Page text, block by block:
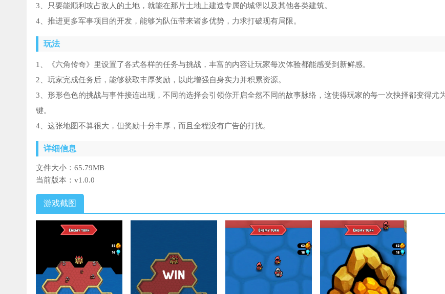
3、只要能顺利攻占敌人的土地，就能在那片土地上建造专属的城堡以及其他各类建筑。
4、推进更多军事项目的开发，能够为队伍带来诸多优势，力求打破现有局限。
玩法
1、《六角传奇》里设置了各式各样的任务与挑战，丰富的内容让玩家每次体验都能感受到新鲜感。
2、玩家完成任务后，能够获取丰厚奖励，以此增强自身实力并积累资源。
3、形形色色的挑战与事件接连出现，不同的选择会引领你开启全然不同的故事脉络，这使得玩家的每一次抉择都变得尤
键。
4、这张地图不算很大，但奖励十分丰厚，而且全程没有广告的打扰。
详细信息
文件大小： 65.79MB
当前版本： v1.0.0
游戏截图